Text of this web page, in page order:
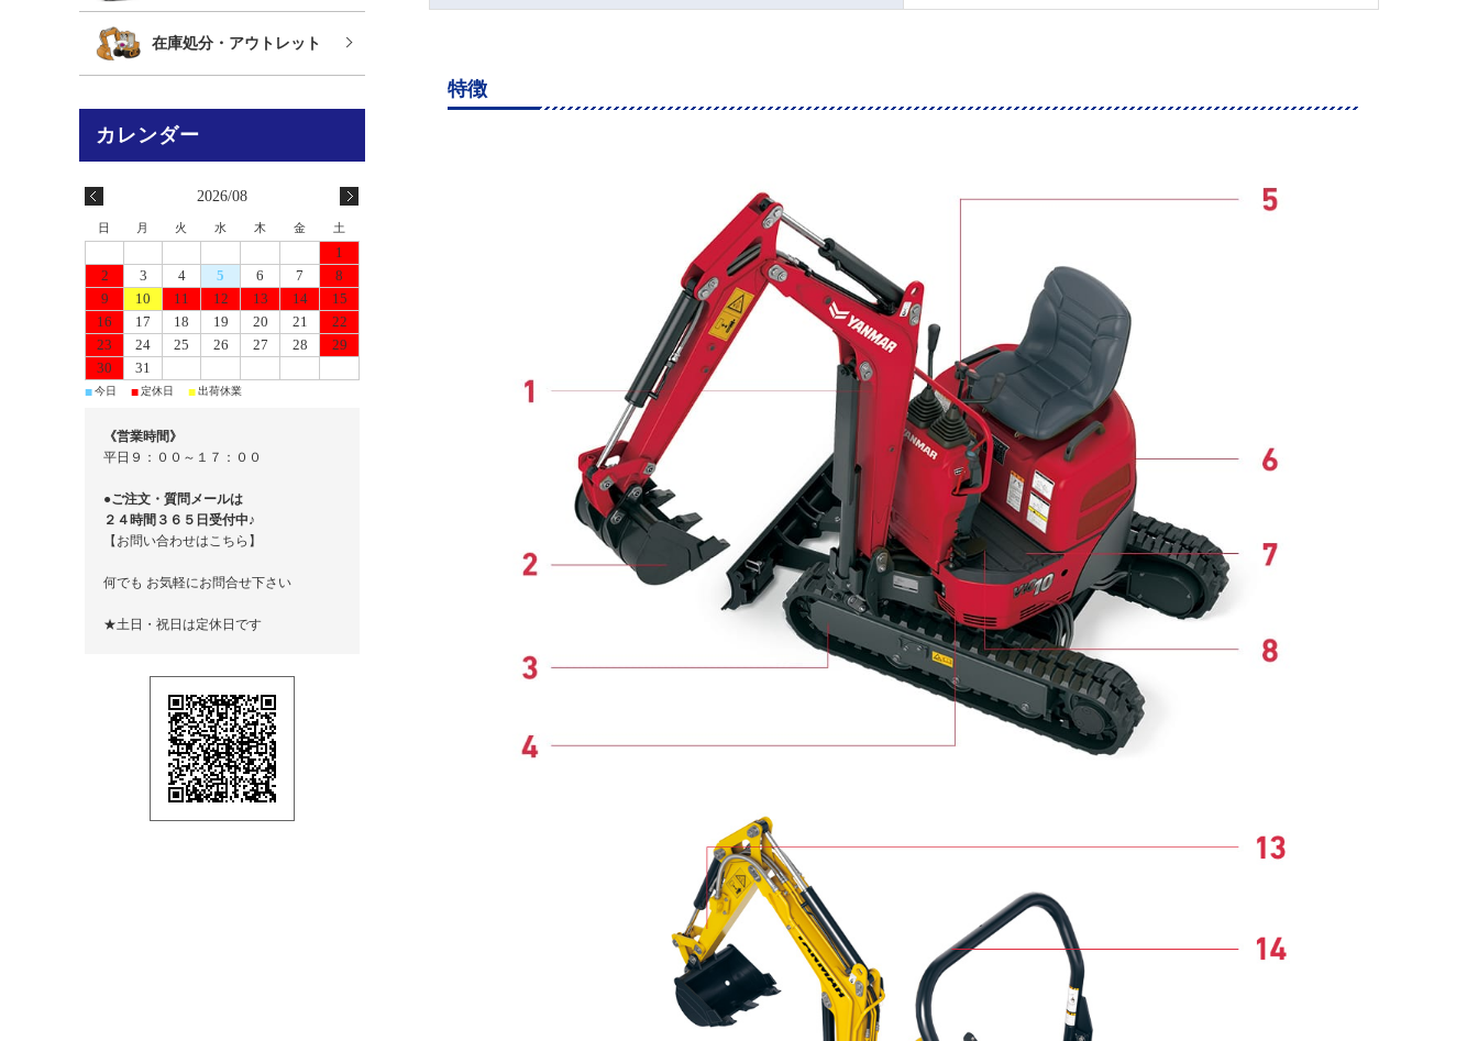
特徴
在庫処分・アウトレット
2026/08
日 月 火 水 木 金 土
1
2
3 4 5 6 7
8
9
10 11 12 13 14
15
16
17 18 19 20 21
22
23
24 25 26 27 28
29
30
31
■今日 ■定休日 ■出荷休業
《営業時間》
平日９：００～１７：００
●ご注文・質問メールは
２４時間３６５日受付中♪
【お問い合わせはこちら】
何でも お気軽にお問合せ下さい
★土日・祝日は定休日です